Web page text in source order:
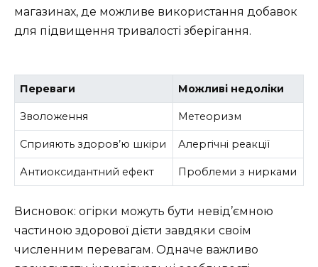
магазинах, де можливе використання добавок
для підвищення тривалості зберігання.
Переваги Можливі недоліки
Зволоження Метеоризм
Сприяють здоров’ю шкіри Алергічні реакції
Антиоксидантний ефект Проблеми з нирками
Висновок: огірки можуть бути невід’ємною
частиною здорової дієти завдяки своїм
численним перевагам. Одначе важливо